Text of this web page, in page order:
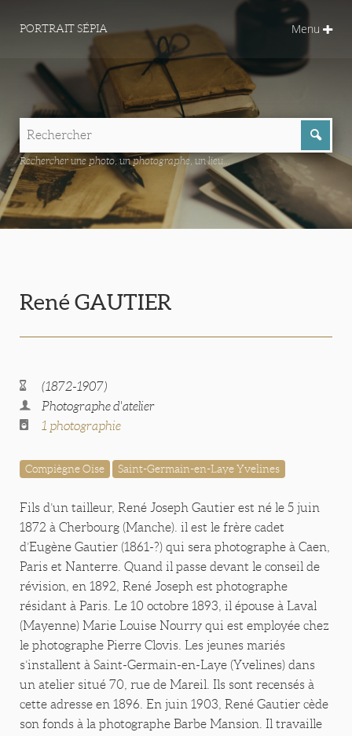
PORTRAIT SÉPIA Menu
Rechercher une photo, un photographe, un lieu...
René GAUTIER
(1872-1907)
Photographe d'atelier
1 photographie
Compiègne Oise Saint-Germain-en-Laye Yvelines
Fils d’un tailleur, René Joseph Gautier est né le 5 juin
1872 à Cherbourg (Manche). il est le frère cadet
d’Eugène Gautier (1861-?) qui sera photographe à Caen,
Paris et Nanterre. Quand il passe devant le conseil de
révision, en 1892, René Joseph est photographe
résidant à Paris. Le 10 octobre 1893, il épouse à Laval
(Mayenne) Marie Louise Nourry qui est employée chez
le photographe Pierre Clovis. Les jeunes mariés
s’installent à Saint-Germain-en-Laye (Yvelines) dans
un atelier situé 70, rue de Mareil. Ils sont recensés à
cette adresse en 1896. En juin 1903, René Gautier cède
son fonds à la photographe Barbe Mansion. Il travaille